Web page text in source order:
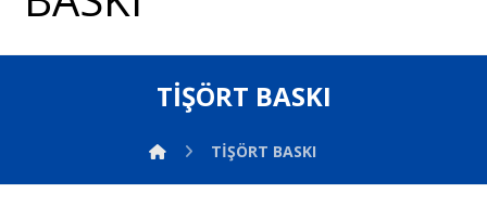
TİŞÖRT BASKI
TİŞÖRT BASKI